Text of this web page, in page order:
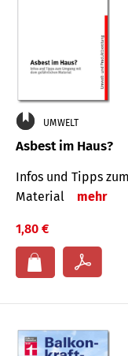
UMWELT
Asbest im Haus?
Infos und Tipps
Mate­rial
mehr
1,80 €